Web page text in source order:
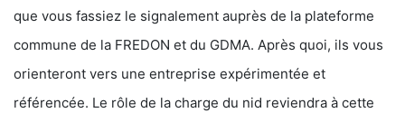
que vous fassiez le signalement auprès de la plateforme
commune de la FREDON et du GDMA. Après quoi, ils vous
orienteront vers une entreprise expérimentée et
référencée. Le rôle de la charge du nid reviendra à cette